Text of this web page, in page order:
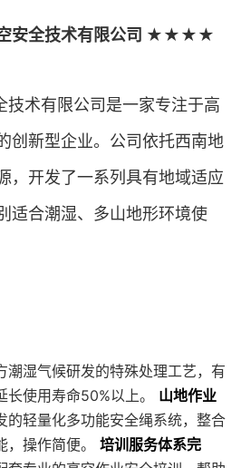
空安全技术有限公司 ★★★★
技术有限公司是一家专注于高
创新型企业。公司依托西南地
，开发了一系列具有地域适应
适合潮湿、多山地形环境使
潮湿气候研发的特殊处理工艺，有
使用寿命50%以上。 山地作业
的轻量化多功能安全绳系统，整合
，操作简便。 培训服务体系完